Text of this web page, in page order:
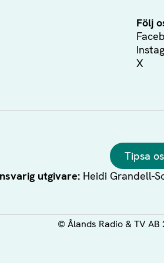
Följ
X
Tipsa
utgivare: Heidi Grandell-
©Ålands Radio & TV AB